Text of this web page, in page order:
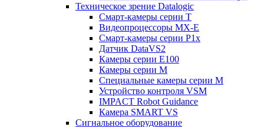
Техническое зрение Datalogic
Смарт-камеры серии T
Видеопроцессоры MX-E
Смарт-камеры серии P1x
Датчик DataVS2
Камеры серии E100
Камеры серии M
Специальные камеры серии M
Устройство контроля VSM
IMPACT Robot Guidance
Камера SMART VS
Cигнальное оборудование